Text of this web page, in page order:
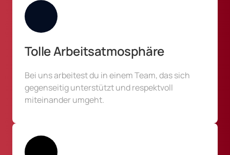
Tolle Arbeitsatmosphäre
Bei uns arbeitest du in einem Team, das sich
gegenseitig unterstützt und respektvoll
miteinander umgeht.